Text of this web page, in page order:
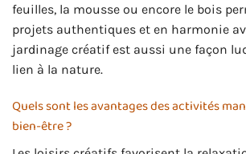
feuilles, la mousse ou encore le bois
projets authentiques et en harmonie
jardinage créatif est aussi une façon
lien à la nature.
Quels sont les avantages des activités
bien-être ?